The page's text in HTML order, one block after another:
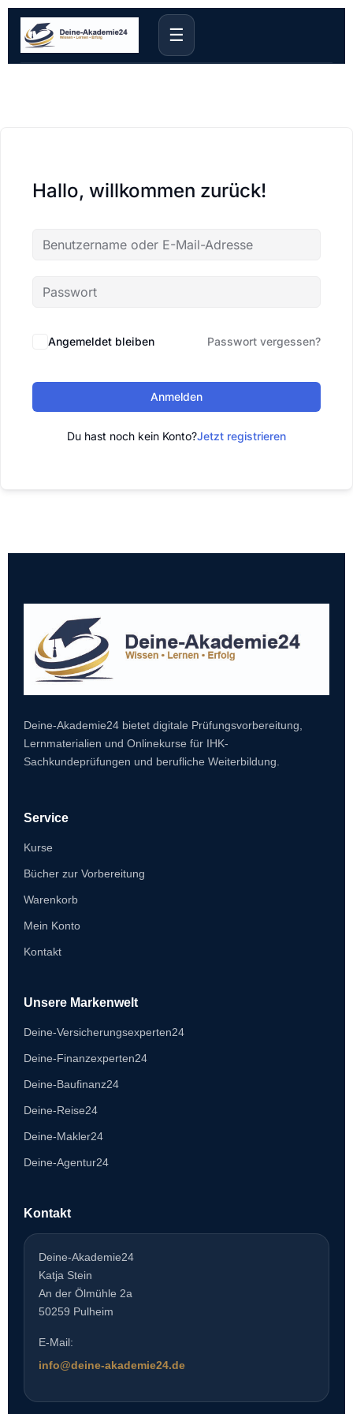
☰
Hallo, willkommen zurück!
Angemeldet bleiben Passwort vergessen?
Anmelden
Du hast noch kein Konto?Jetzt registrieren
Deine-Akademie24 bietet digitale Prüfungsvorbereitung,
Lernmaterialien und Onlinekurse für IHK-
Sachkundeprüfungen und berufliche Weiterbildung.
Service
Kurse
Bücher zur Vorbereitung
Warenkorb
Mein Konto
Kontakt
Unsere Markenwelt
Deine-Versicherungsexperten24
Deine-Finanzexperten24
Deine-Baufinanz24
Deine-Reise24
Deine-Makler24
Deine-Agentur24
Kontakt
Deine-Akademie24
Katja Stein
An der Ölmühle 2a
50259 Pulheim
E-Mail:
info@deine-akademie24.de